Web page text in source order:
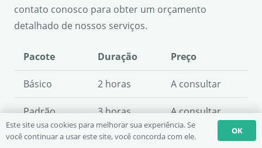
contato conosco para obter um orçamento
detalhado de nossos serviços.
Pacote Duração Preço
Básico 2 horas A consultar
Padrão 3 horas A consultar
Premium 4 horas A consultar
Este site usa cookies para melhorar sua experiência. Se
você continuar a usar este site, você concorda com ele.
OK